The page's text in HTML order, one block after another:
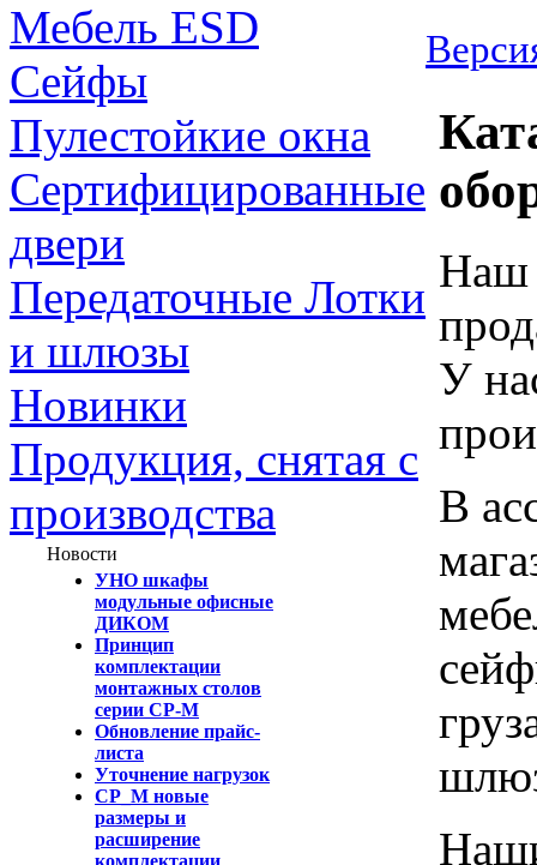
Мебель ESD
Сейфы
Пулестойкие окна
Сертифицированные
двери
Передаточные Лотки
и шлюзы
Новинки
Продукция, снятая с
производства
Новости
УНО шкафы
модульные офисные
ДИКОМ
Принцип
комплектации
монтажных столов
серии СР-М
Обновление прайс-
листа
Уточнение нагрузок
СР_М новые
размеры и
расширение
комплектации
Наш
У
В